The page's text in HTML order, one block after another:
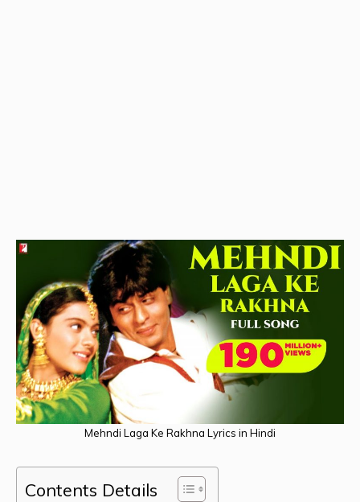
Mehndi Laga Ke Rakhna Lyrics in Hindi
Contents Details